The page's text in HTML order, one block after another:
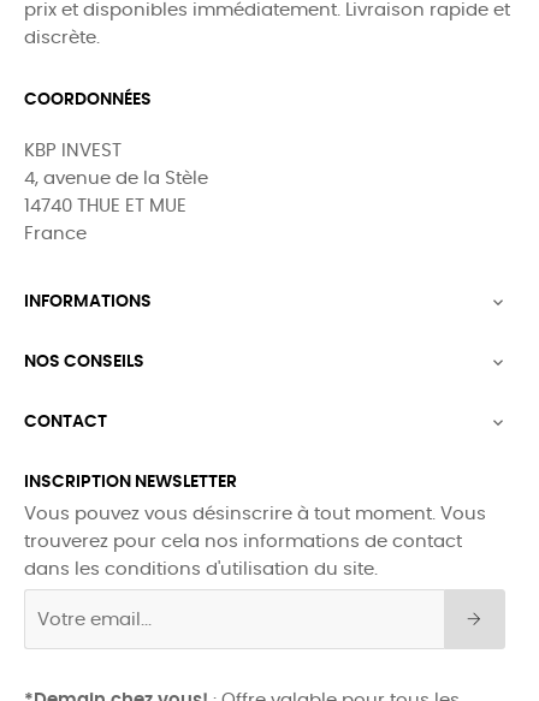
prix et disponibles immédiatement. Livraison rapide et
discrète.
COORDONNÉES
KBP INVEST
4, avenue de la Stèle
14740 THUE ET MUE
France
INFORMATIONS 
NOS CONSEILS 
CONTACT 
INSCRIPTION NEWSLETTER
Vous pouvez vous désinscrire à tout moment. Vous
trouverez pour cela nos informations de contact
dans les conditions d'utilisation du site.